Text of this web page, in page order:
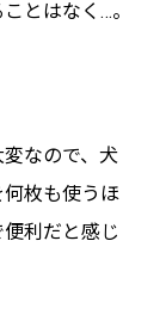
とはなく…。
なので、犬
枚も使うほ
利だと感じ